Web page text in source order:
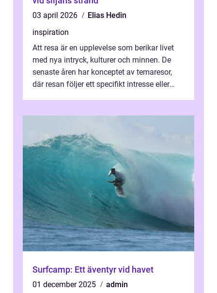
03 april 2026
Elias Hedin
inspiration
Att resa är en upplevelse som berikar livet
med nya intryck, kulturer och minnen. De
senaste åren har konceptet av temaresor,
där resan följer ett specifikt intresse eller
Surfcamp: Ett äventyr vid havet
01 december 2025
admin